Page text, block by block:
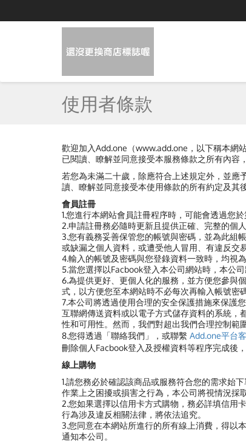
使用者條款
歡迎加入Add.one（www.add.one，以下稱本網
已閱讀、瞭解並同意接受本服務條款之所有內容
若您為未滿二十歲，除應符合上述規定外，並應
讀、瞭解並同意接受本使用條款的所有約定及其
會員註冊
1.您進行本網站會員註冊程序時，可能會透過您
2.申請註冊務必隨時更新且提供正確、完整的個
3.您有義務妥善保管您的帳號與密碼，並為此組
或缺漏之個人資料，或遭受他人冒用、有違反交
4.輸入的帳號及密碼與您登錄資料一致時，均視
5.當您選擇以Facbook登入本公司網站時，本公
6.為提供更好、更個人化的服務，並方便您參與
式，以方便您至本網站時不必每次再輸入帳號密碼
7.本公司將透過使用合理的安全保護措施來保護
互聯網傳送資料或以電子方式儲存資料的系統，
性和可用性。然而，我們對超出我們合理控制範
8.您得透過「聯絡我們」，或聯繫 Add.one平台
刪除個人Facbook登入及授權資料等程序完成後
線上購物
1.請您務必於確認該商品或服務符合您的需求始
作業上之困擾或損害之行為，本公司將視情況採
2.您如果選擇以信用卡方式購物，務必詳填信用
行為涉及違反相關法律，將依法追究。
3.您同意在本網站所進行的所有線上消費，得以
通知本公司。